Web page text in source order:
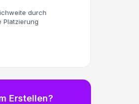
durch
Platzierung
Erstellen?